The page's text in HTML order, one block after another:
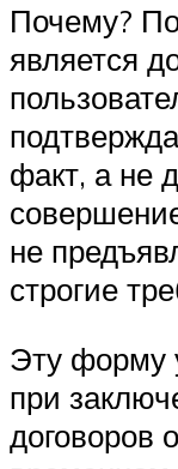
Почему?
является
факт, а не
не
строгие
Эту форму
при
договоров